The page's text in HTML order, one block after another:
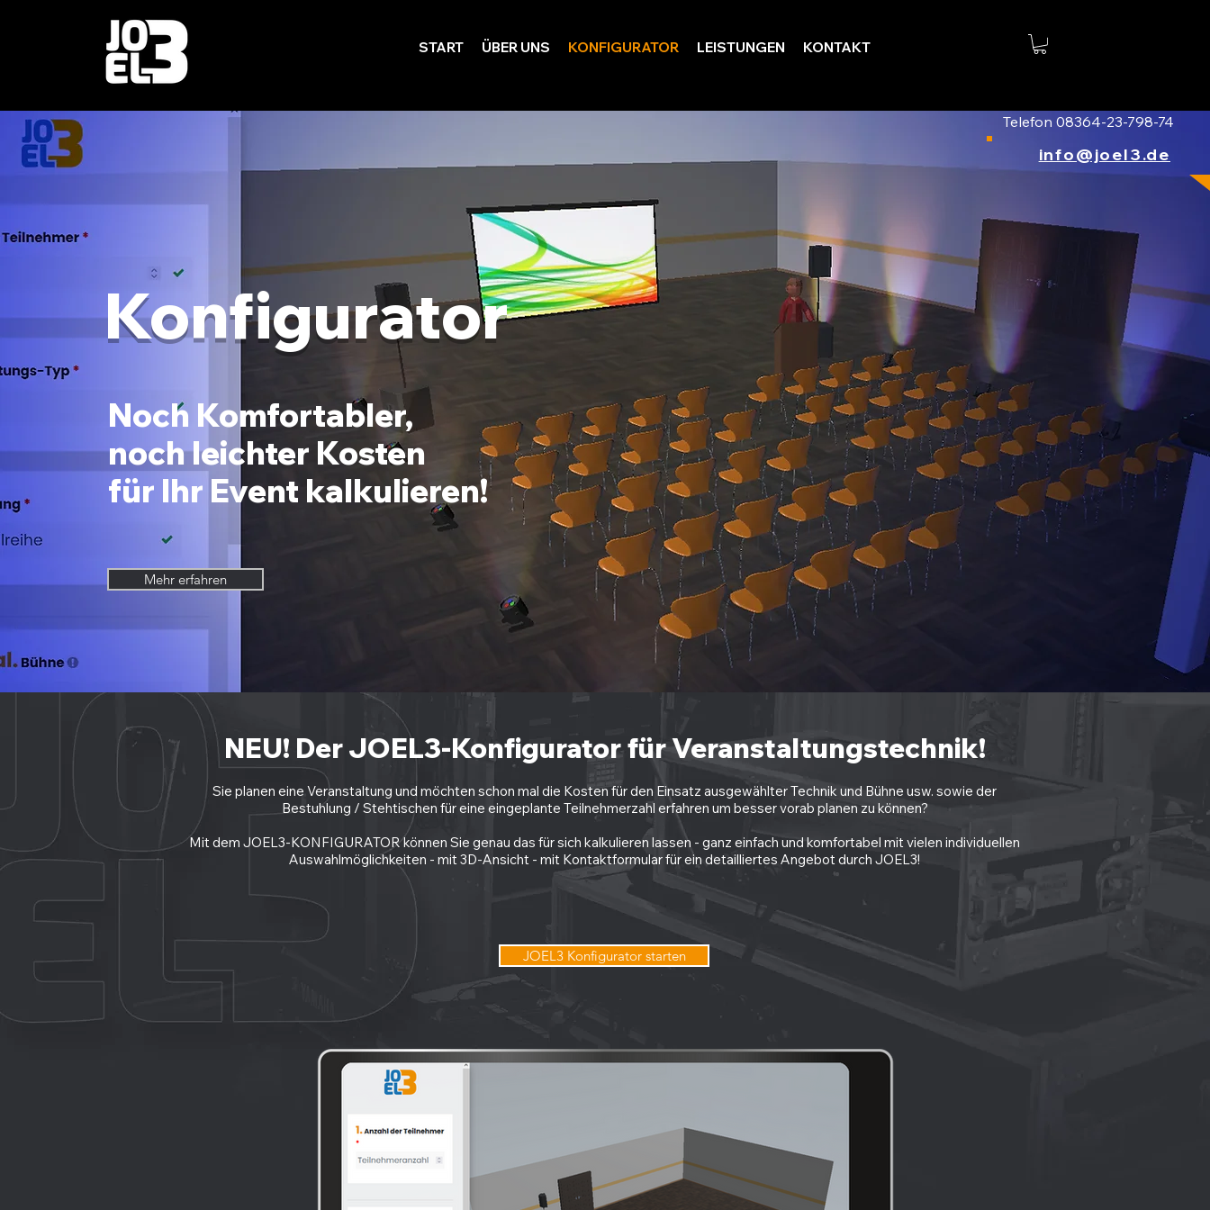
info@joel3.de
Telefon 08364-23-798-74
START ÜBER UNS KONFIGURATOR LEISTUNGEN KONTAKT
Konfigurator
Noch Komfortabler,
noch leichter Kosten
für Ihr Event kalkulieren!
Mehr erfahren
NEU! Der JOEL3-Konfigurator für Veranstaltungstechnik!
Sie planen eine Veranstaltung und möchten schon mal die Kosten für den Einsatz ausgewählter Technik und Bühne usw. sowie der
Bestuhlung / Stehtischen für eine eingeplante Teilnehmerzahl erfahren um besser vorab planen zu können?
Mit dem JOEL3-KONFIGURATOR können Sie genau das für sich kalkulieren lassen - ganz einfach und komfortabel mit vielen individuellen
Auswahlmöglichkeiten - mit 3D-Ansicht - mit Kontaktformular für ein detailliertes Angebot durch JOEL3!
JOEL3 Konfigurator starten